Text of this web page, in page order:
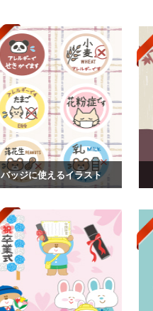
バッジに使えるイラスト